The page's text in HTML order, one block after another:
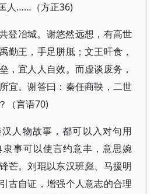
人……（方正36)
登冶城。谢悠然远想，有高世
勤王，手足胼胝；文王旰食，
，宜人人自效。而虚谈废务，
宜。谢答曰：秦任商鞅，二世
（言语70)
人物故事，都可以入对句用
事可以使言约意丰，意思婉
芒。刘琨以东汉班彪、马援明
古自证，增强个人意志的合理